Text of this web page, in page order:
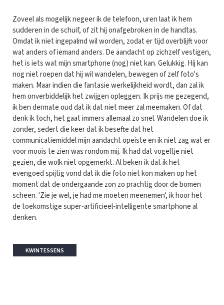
Zoveel als mogelijk negeer ik de telefoon, uren laat ik hem
sudderen in de schuif, of zit hij onafgebroken in de handtas.
Omdat ik niet ingepalmd wil worden, zodat er tijd overblijft voor
wat anders of iemand anders. De aandacht op zichzelf vestigen,
het is iets wat mijn smartphone (nog) niet kan. Gelukkig. Hij kan
nog niet roepen dat hij wil wandelen, bewegen of zelf foto's
maken. Maar indien die fantasie werkelijkheid wordt, dan zal ik
hem onverbiddelijk het zwijgen opleggen. Ik prijs me gezegend,
ik ben dermate oud dat ik dat niet meer zal meemaken. Of dat
denk ik toch, het gaat immers allemaal zo snel. Wandelen doe ik
zonder, sedert die keer dat ik besefte dat het
communicatiemiddel mijn aandacht opeiste en ik niet zag wat er
voor moois te zien was rondom mij. Ik had dat vogeltje niet
gezien, die wolk niet opgemerkt. Al beken ik dat ik het
evengoed spijtig vond dat ik die foto niet kon maken op het
moment dat de ondergaande zon zo prachtig door de bomen
scheen. 'Zie je wel, je had me moeten meenemen', ik hoor het
de toekomstige super-artificieel-intelligente smartphone al
denken.
KWINTESSENS